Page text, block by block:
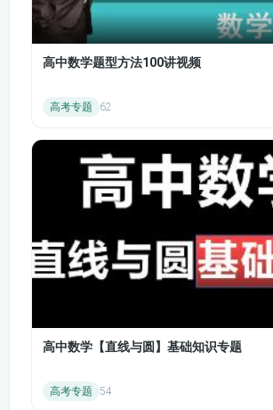
时长控制在30-45分钟，便于学员灵活
间，兼顾效率与效果。
课程不仅提升词汇量，更注重实
养。通过大量真题练习和语境分析，
高中数学题型方法100讲视频
高考专题 62
高中数学【直线与圆】基础知识专题
高考专题 54